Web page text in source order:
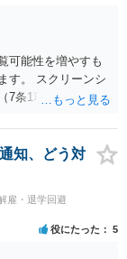
可能性を増やすも
す。 スクリーンシ
7条1項）になりま
受けた人はいま
んが、児童ポルノ
に触れる点があれ
知、どう対
雇・退学回避
役にたった 5